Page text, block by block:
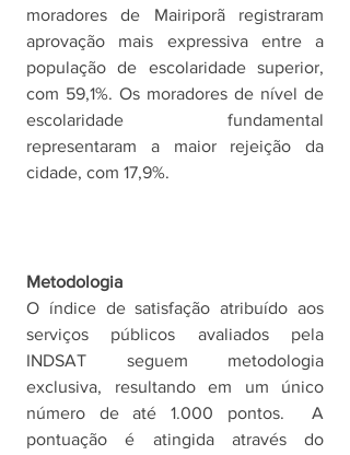
moradores de Mairiporã registraram
aprovação mais expressiva entre a
população de escolaridade superior,
com 59,1%. Os moradores de nível de
escolaridade fundamental
representaram a maior rejeição da
cidade, com 17,9%.
Metodologia
O índice de satisfação atribuído aos
serviços públicos avaliados pela
INDSAT seguem metodologia
exclusiva, resultando em um único
número de até 1.000 pontos.  A
pontuação é atingida através do